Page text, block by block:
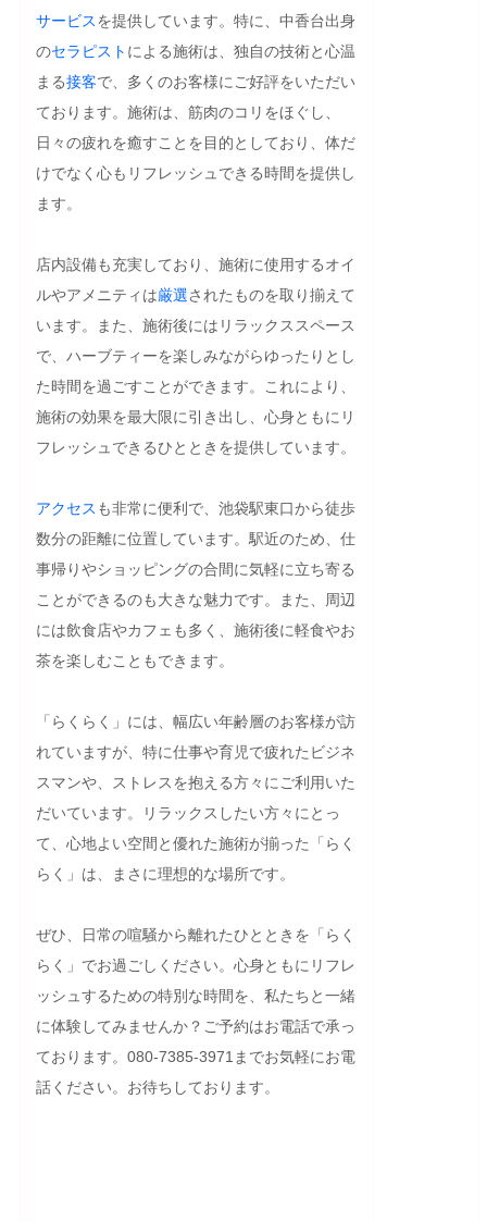
サービスを提供しています。特に、中香台出身
のセラピスト による施術は、独自の技術と心温
まる接客で、多くのお客様にご好評をいただい
ております。施術は、筋肉のコリをほぐし、
日々の疲れを癒すことを目的としており、体だ
けでなく心もリフレッシュできる時間を提供し
ます。
店内設備も充実しており、施術に使用するオイ
ルやアメニティは厳選されたものを取り揃えて
います。また、施術後にはリラックススペース
で、ハーブティーを楽しみながらゆったりとし
た時間を過ごすことができます。これにより、
施術の効果を最大限に引き出し、心身ともにリ
フレッシュできるひとときを提供しています。
アクセス も非常に便利で、池袋駅東口から徒歩
数分の距離に位置しています。駅近のため、仕
事帰りやショッピングの合間に気軽に立ち寄る
ことができるのも大きな魅力です。また、周辺
には飲食店やカフェも多く、施術後に軽食やお
茶を楽しむこともできます。
「らくらく」には、幅広い年齢層のお客様が訪
れていますが、特に仕事や育児で疲れたビジネ
スマンや、ストレスを抱える方々にご利用いた
だいています。リラックスしたい方々にとっ
て、心地よい空間と優れた施術が揃った「らく
らく」は、まさに理想的な場所です。
ぜひ、日常の喧騒から離れたひとときを「らく
らく」でお過ごしください。心身ともにリフレ
ッシュするための特別な時間を、私たちと一緒
に体験してみませんか？ご予約はお電話で承っ
ております。080-7385-3971までお気軽にお電
話ください。お待ちしております。